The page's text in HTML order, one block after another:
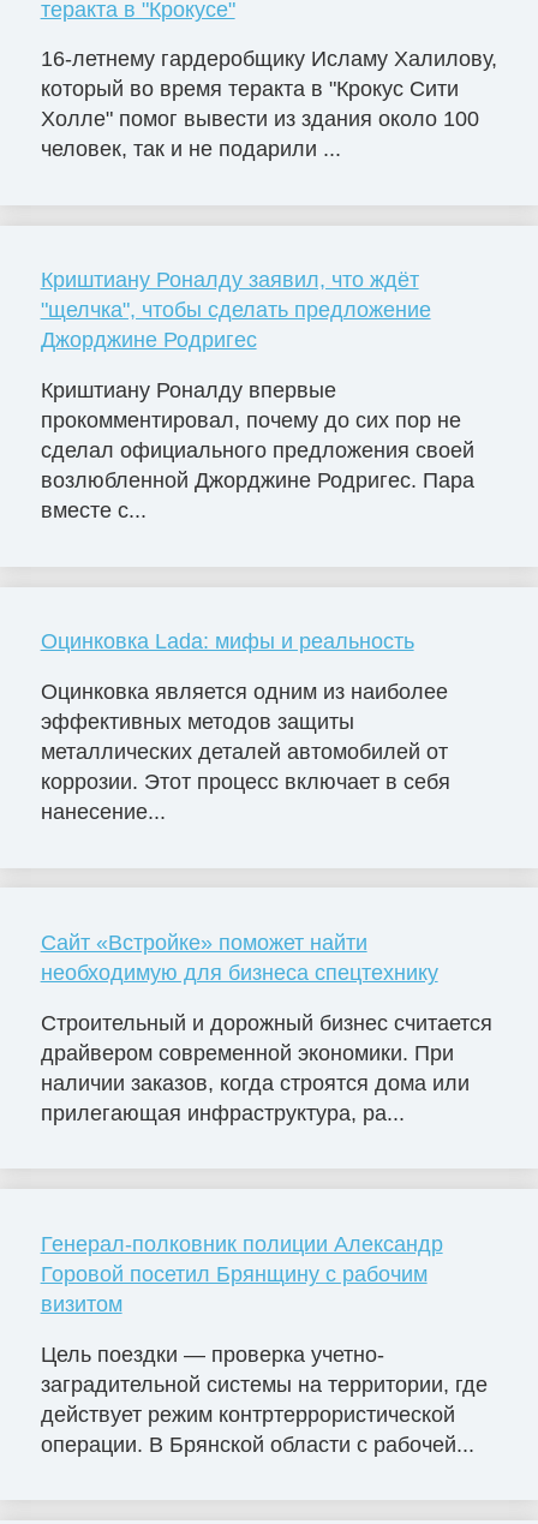
теракта в "Крокусе"
16-летнему гардеробщику Исламу Халилову,
который во время теракта в "Крокус Сити
Холле" помог вывести из здания около 100
человек, так и не подарили ...
Криштиану Роналду заявил, что ждёт
"щелчка", чтобы сделать предложение
Джорджине Родригес
Криштиану Роналду впервые
прокомментировал, почему до сих пор не
сделал официального предложения своей
возлюбленной Джорджине Родригес. Пара
вместе с...
Оцинковка Lada: мифы и реальность
Оцинковка является одним из наиболее
эффективных методов защиты
металлических деталей автомобилей от
коррозии. Этот процесс включает в себя
нанесение...
Сайт «Встройке» поможет найти
необходимую для бизнеса спецтехнику
Строительный и дорожный бизнес считается
драйвером современной экономики. При
наличии заказов, когда строятся дома или
прилегающая инфраструктура, ра...
Генерал-полковник полиции Александр
Горовой посетил Брянщину с рабочим
визитом
Цель поездки — проверка учетно-
заградительной системы на территории, где
действует режим контртеррористической
операции. В Брянской области с рабочей...